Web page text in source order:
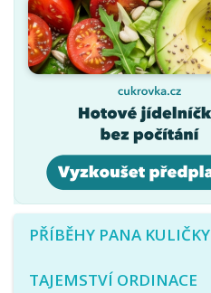
PŘÍBĚHY PANA KULIČKY
TAJEMSTVÍ ORDINACE